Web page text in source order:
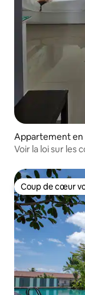
Appartement en
Voir la loi sur les
Coup de cœur
Coup de cœur